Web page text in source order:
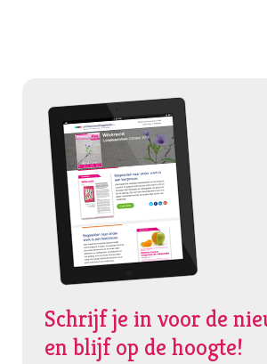
Schrijf je in voor de
en blijf op de hoogte!